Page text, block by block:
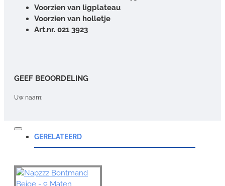
Voorzien van ligplateau
Voorzien van holletje
Art.nr. 021 3923
GEEF BEOORDELING
Uw naam:
Opmerking:
GERELATEERD